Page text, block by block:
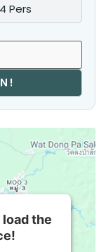
4 Pers
the